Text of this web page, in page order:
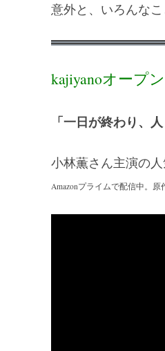
意外と、いろんなこ
kajiyanoオープ
「一日が終わり、
小林薫さん主演の
Amazonプライムで配信中。原